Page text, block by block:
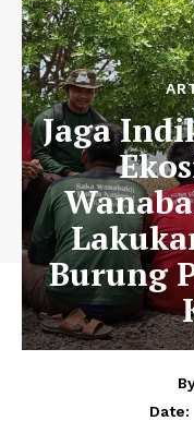
Jaga
Burung
Date: